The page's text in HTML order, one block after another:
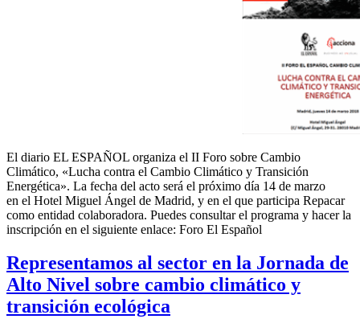
El diario EL ESPAÑOL organiza el II Foro sobre Cambio
Climático, «Lucha contra el Cambio Climático y Transición
Energética». La fecha del acto será el próximo día 14 de marzo
en el Hotel Miguel Ángel de Madrid, y en el que participa Repacar
como entidad colaboradora. Puedes consultar el programa y hacer la
inscripción en el siguiente enlace: Foro El Español
Representamos al sector en la Jornada de
Alto Nivel sobre cambio climático y
transición ecológica